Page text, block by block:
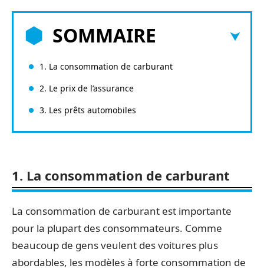
SOMMAIRE
1. La consommation de carburant
2. Le prix de l’assurance
3. Les prêts automobiles
1. La consommation de carburant
La consommation de carburant est importante
pour la plupart des consommateurs. Comme
beaucoup de gens veulent des voitures plus
abordables, les modèles à forte consommation de